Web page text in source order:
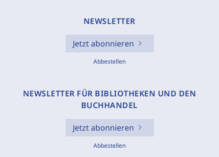
NEWSLETTER
Jetzt abonnieren
Abbestellen
NEWSLETTER FÜR BIBLIOTHEKEN UND DEN
BUCHHANDEL
Jetzt abonnieren
Abbestellen